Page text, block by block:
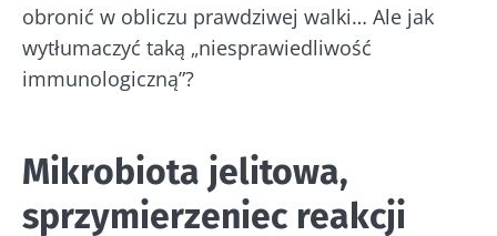
obronić w obliczu prawdziwej walki… Ale jak
wytłumaczyć taką „niesprawiedliwość
immunologiczną”?
Mikrobiota jelitowa,
sprzymierzeniec reakcji